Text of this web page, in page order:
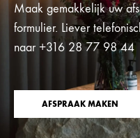
Maak gemakkelijk uw
formulier. Liever
naar +316 28 77 98 44
AFSPRAAK MAKEN